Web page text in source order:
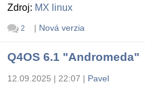
Zdroj: MX linux
2 | Nová verzia
Q4OS 6.1 "Andromeda"
12.09.2025 | 22:07 | Pavel